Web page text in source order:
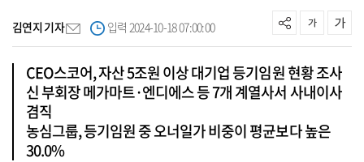
김연지 기자 입력 2024-10-18 07:00:00
CEO스코어, 자산 5조원 이상 대기업 등기임원 현황 조사
신 부회장 메가마트·엔디에스 등 7개 계열사서 사내이사
겸직
농심그룹, 등기임원 중 오너일가 비중이 평균보다 높은
30.0%